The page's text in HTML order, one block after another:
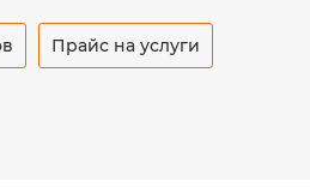
Прайс на услуги